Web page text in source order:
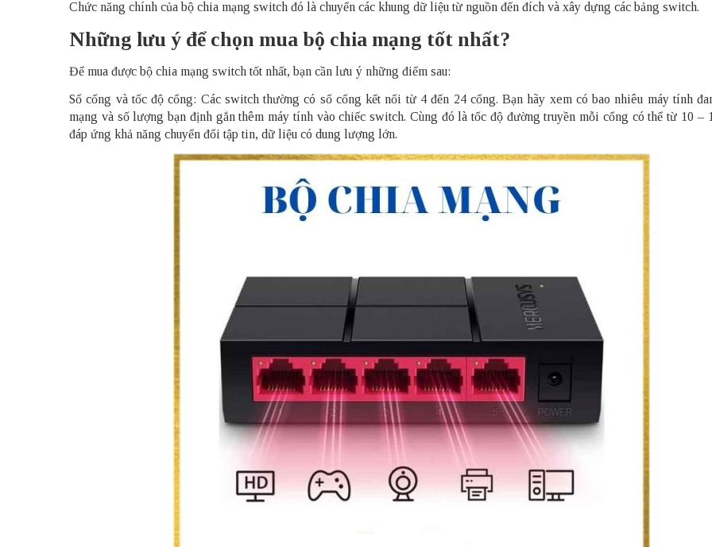
Chức năng chính của bộ chia mạng switch đó là chuyển các khung dữ liệu từ nguồn đến đích và xây dựng các bảng switch.
Những lưu ý để chọn mua bộ chia mạng tốt nhất?
Để mua được bộ chia mạng switch tốt nhất, bạn cần lưu ý những điểm sau:
Số cổng và tốc độ cổng: Các switch thường có số cổng kết nối từ 4 đến 24 cổng. Bạn hãy xem có bao nhiêu máy tính
mạng và số lượng bạn định gắn thêm máy tính vào chiếc switch. Cùng đó là tốc độ đường truyền mỗi cổng có thể từ 10 –
đáp ứng khả năng chuyển đổi tập tin, dữ liệu có dung lượng lớn.